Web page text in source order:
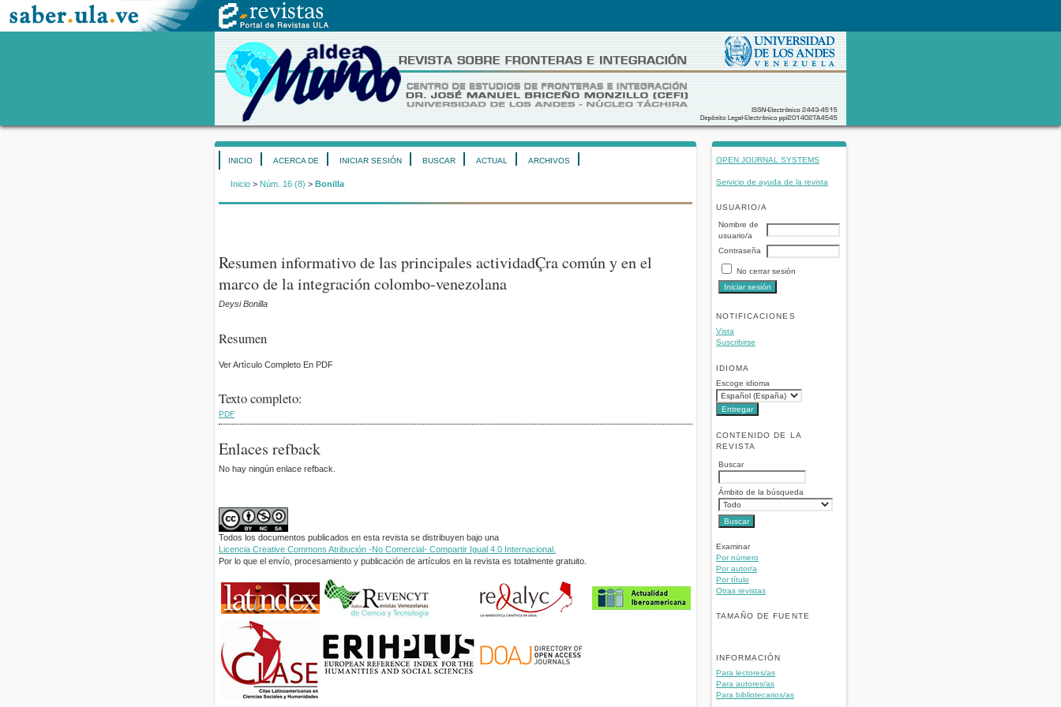
OPEN JOURNAL SYSTEMS
Servicio de ayuda de la revista
USUARIO/A
Nombre de
usuario/a
Contraseña
No cerrar sesión
NOTIFICACIONES
Vista
Suscribirse
IDIOMA
Escoge idioma
CONTENIDO DE LA
REVISTA
Buscar
Ámbito de la búsqueda
Examinar
Por número
Por autor/a
Por título
Otras revistas
TAMAÑO DE FUENTE
INFORMACIÓN
Para lectores/as
Para autores/as
Para bibliotecarios/as
INICIO ACERCA DE INICIAR SESIÓN BUSCAR ACTUAL ARCHIVOS
Inicio > Núm. 16 (8) > Bonilla
Resumen informativo de las principales actividadÇra común y en el
marco de la integración colombo-venezolana
Deysi Bonilla
Resumen
Ver Artìculo Completo En PDF
Texto completo:
PDF
Enlaces refback
No hay ningún enlace refback.
Todos los documentos publicados en esta revista se distribuyen bajo una
Licencia Creative Commons Atribución -No Comercial- Compartir Igual 4.0 Internacional.
Por lo que el envío, procesamiento y publicación de artículos en la revista es totalmente gratuito.